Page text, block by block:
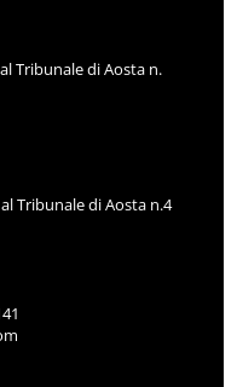
Tribunale di Aosta n.
Tribunale di Aosta n.4